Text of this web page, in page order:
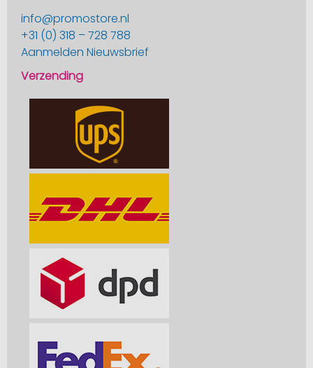
info@promostore.nl
+31 (0) 318 – 728 788
Aanmelden Nieuwsbrief
Verzending